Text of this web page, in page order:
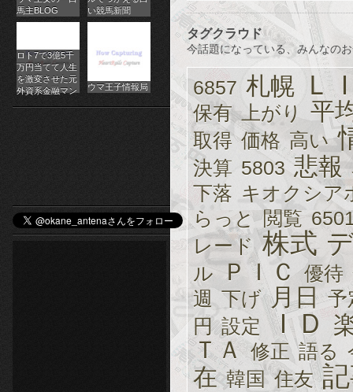
ロ
オ
ン
ラ
イ
ン
カ
ジ
ノ
etc-
馬主BLOG
い競馬新聞
ロト7で3億5千
万円当てて人生
を激変させた元
外資系金融マン
ウマ王子情報局
タグクラウド
今話題になっている、みんなの
6857 札幌 Ｌ
保有 上がり 平
取得 価格 高い
決算 5803 悲報
下落 キオクシア
らっと 閲覧
レード 株式
ル ＰＩＣ 優待
週 下げ 月日 予
円 設定 ＩＤ
ＴＡ 修正 語る
在 韓国 住友